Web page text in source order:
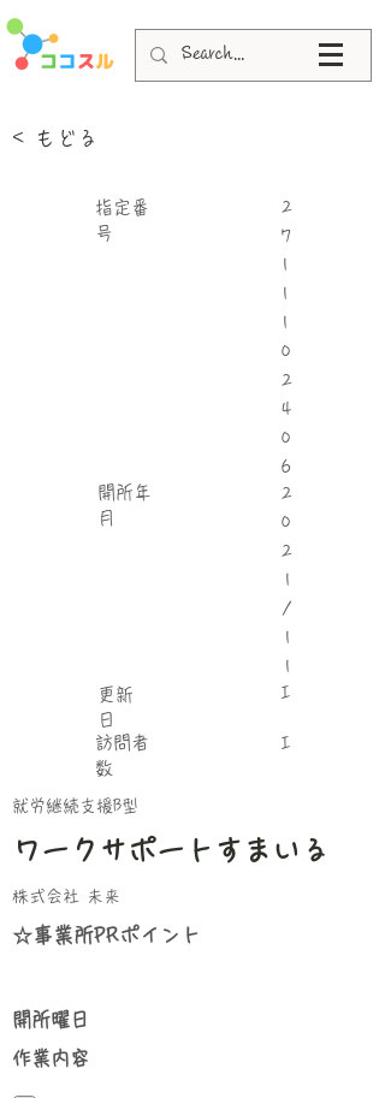
< もどる
指定番
号
​開所年
月
更新
日
​訪問者
数
2
7
1
1
1
0
2
4
0
6
2
0
2
1
/
1
1
I
I
就労継続支援B型
ワークサポートすまいる
株式会社 未来
☆事業所PRポイント
​開所曜日
​作業内容